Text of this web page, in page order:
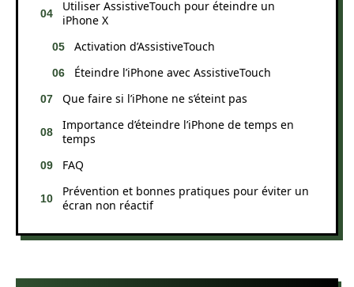
Utiliser AssistiveTouch pour éteindre un
iPhone X
Activation d’AssistiveTouch
Éteindre l’iPhone avec AssistiveTouch
Que faire si l’iPhone ne s’éteint pas
Importance d’éteindre l’iPhone de temps en
temps
FAQ
Prévention et bonnes pratiques pour éviter un
écran non réactif